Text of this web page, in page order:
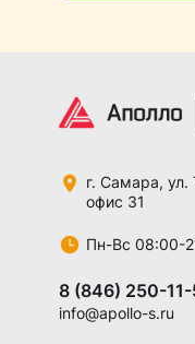
г. Самара, ул.
офис 31
Пн-Вс 08:00-
8 (846) 250-
info@apollo-s.ru